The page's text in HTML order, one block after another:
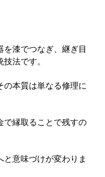
漆でつなぎ、継ぎ目
法です。
の本質は単なる修理に
で縁取ることで残すの
意味づけが変わりま